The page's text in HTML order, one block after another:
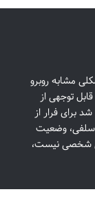
مشابه روبرو
توجهی از
او حتی مجبور شد برای فرار از
سلفی، وضعیت
شخصی نیست،